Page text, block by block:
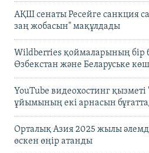
АҚШ сенаты Ресейге санкция
заң жобасын" мақұлдады
Wildberries қоймаларының бір
Өзбекстан және Беларуське
YouTube видеохостинг
ұйымының екі арнасын
Орталық Азия 2025 жылы
өскен өңір атанды